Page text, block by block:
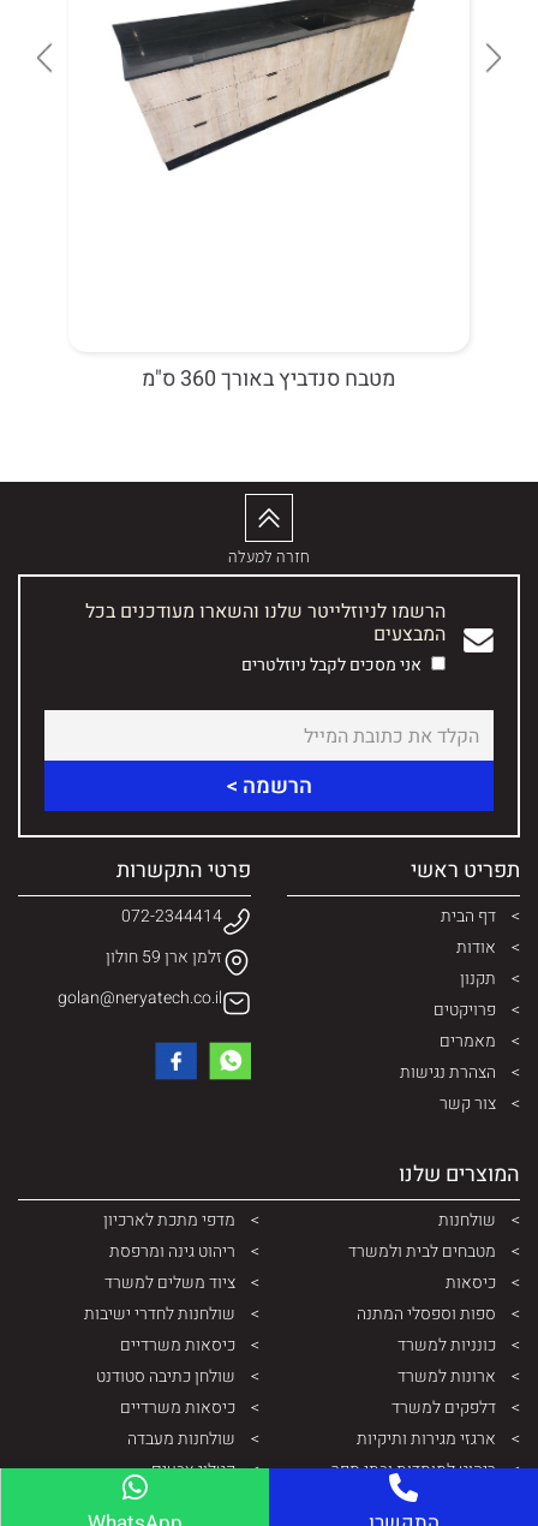
מטבח סנדביץ באורך 360 ס"מ
חזרה למעלה
הרשמו לניוזלייטר שלנו והשארו מעודכנים בכל
המבצעים
אני מסכים לקבל ניוזלטרים
תפריט ראשי
דף הבית
אודות
תקנון
פרויקטים
מאמרים
הצהרת נגישות
צור קשר
המוצרים שלנו
שולחנות
מטבחים לבית ולמשרד
כיסאות
ספות וספסלי המתנה
כונניות למשרד
ארונות למשרד
דלפקים למשרד
ארגזי מגירות ותיקיות
ריהוט למוסדות ובתי ספר
ארונות ותיקיות ממתכת
מדפי מתכת לארכיון
ריהוט גינה ומרפסת
ציוד משלים למשרד
שולחנות לחדרי ישיבות
כיסאות משרדיים
שולחן כתיבה סטודנט
כיסאות משרדיים
שולחנות מעבדה
קטלוג צבעים
פרטי התקשרות
072-2344414
זלמן ארן 59 חולון
golan@neryatech.co.il